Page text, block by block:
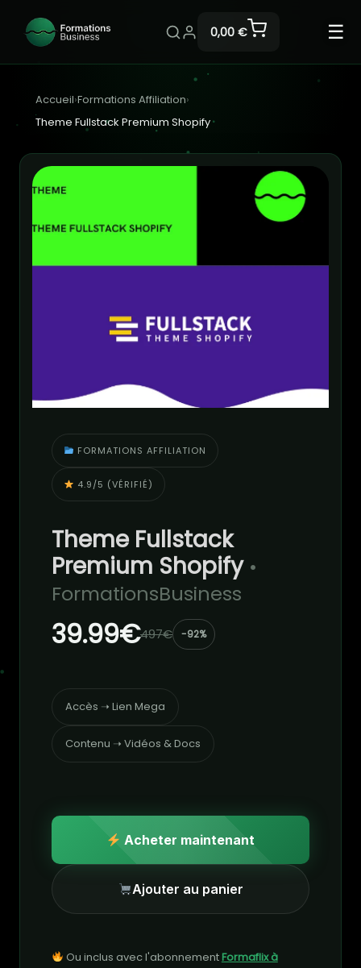
0,00 € ☰
Accueil›Formations Affiliation›
Theme Fullstack Premium Shopify
FORMATIONS AFFILIATION
4.9/5 (VÉRIFIÉ)
Theme Fullstack
Premium Shopify •
FormationsBusiness
39.99€497€ -92%
Accès ➝ Lien Mega
Contenu ➝ Vidéos & Docs
Acheter maintenant
Ajouter au panier
Ou inclus avec l'abonnementFormaflix à